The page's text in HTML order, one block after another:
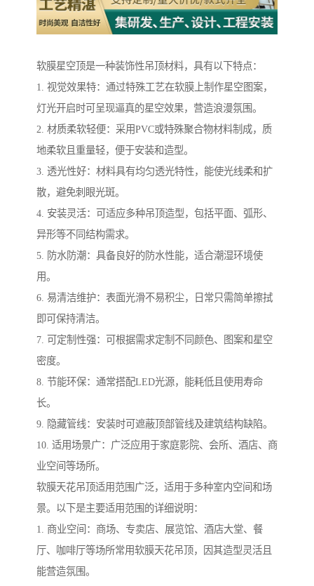
软膜星空顶是一种装饰性吊顶材料，具有以下特点：
1. 视觉效果特：通过特殊工艺在软膜上制作星空图案，
灯光开启时可呈现逼真的星空效果，营造浪漫氛围。
2. 材质柔软轻便：采用PVC或特殊聚合物材料制成，质
地柔软且重量轻，便于安装和造型。
3. 透光性好：材料具有均匀透光特性，能使光线柔和扩
散，避免刺眼光斑。
4. 安装灵活：可适应多种吊顶造型，包括平面、弧形、
异形等不同结构需求。
5. 防水防潮：具备良好的防水性能，适合潮湿环境使
用。
6. 易清洁维护：表面光滑不易积尘，日常只需简单擦拭
即可保持清洁。
7. 可定制性强：可根据需求定制不同颜色、图案和星空
密度。
8. 节能环保：通常搭配LED光源，能耗低且使用寿命
长。
9. 隐藏管线：安装时可遮蔽顶部管线及建筑结构缺陷。
10. 适用场景广：广泛应用于家庭影院、会所、酒店、商
业空间等场所。
软膜天花吊顶适用范围广泛，适用于多种室内空间和场
景。以下是主要适用范围的详细说明：
1. 商业空间：商场、专卖店、展览馆、酒店大堂、餐
厅、咖啡厅等场所常用软膜天花吊顶，因其造型灵活且
能营造氛围。